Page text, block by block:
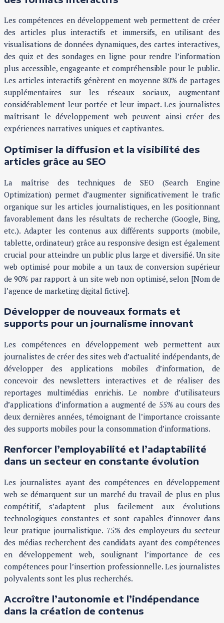
Les compétences en développement web permettent de créer
des articles plus interactifs et immersifs, en utilisant des
visualisations de données dynamiques, des cartes interactives,
des quiz et des sondages en ligne pour rendre l’information
plus accessible, engageante et compréhensible pour le public.
Les articles interactifs génèrent en moyenne 80% de partages
supplémentaires sur les réseaux sociaux, augmentant
considérablement leur portée et leur impact. Les journalistes
maîtrisant le développement web peuvent ainsi créer des
expériences narratives uniques et captivantes.
Optimiser la diffusion et la visibilité des
articles grâce au SEO
La maîtrise des techniques de SEO (Search Engine
Optimization) permet d’augmenter significativement le trafic
organique sur les articles journalistiques, en les positionnant
favorablement dans les résultats de recherche (Google, Bing,
etc.). Adapter les contenus aux différents supports (mobile,
tablette, ordinateur) grâce au responsive design est également
crucial pour atteindre un public plus large et diversifié. Un site
web optimisé pour mobile a un taux de conversion supérieur
de 90% par rapport à un site web non optimisé, selon [Nom de
l’agence de marketing digital fictive].
Développer de nouveaux formats et
supports pour un journalisme innovant
Les compétences en développement web permettent aux
journalistes de créer des sites web d’actualité indépendants, de
développer des applications mobiles d’information, de
concevoir des newsletters interactives et de réaliser des
reportages multimédias enrichis. Le nombre d’utilisateurs
d’applications d’information a augmenté de 55% au cours des
deux dernières années, témoignant de l’importance croissante
des supports mobiles pour la consommation d’informations.
Renforcer l’employabilité et l’adaptabilité
dans un secteur en constante évolution
Les journalistes ayant des compétences en développement
web se démarquent sur un marché du travail de plus en plus
compétitif, s’adaptent plus facilement aux évolutions
technologiques constantes et sont capables d’innover dans
leur pratique journalistique. 75% des employeurs du secteur
des médias recherchent des candidats ayant des compétences
en développement web, soulignant l’importance de ces
compétences pour l’insertion professionnelle. Les journalistes
polyvalents sont les plus recherchés.
Accroître l’autonomie et l’indépendance
dans la création de contenus